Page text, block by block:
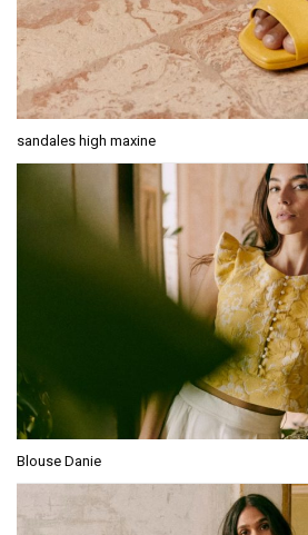
sandales high maxine
Blouse Danie